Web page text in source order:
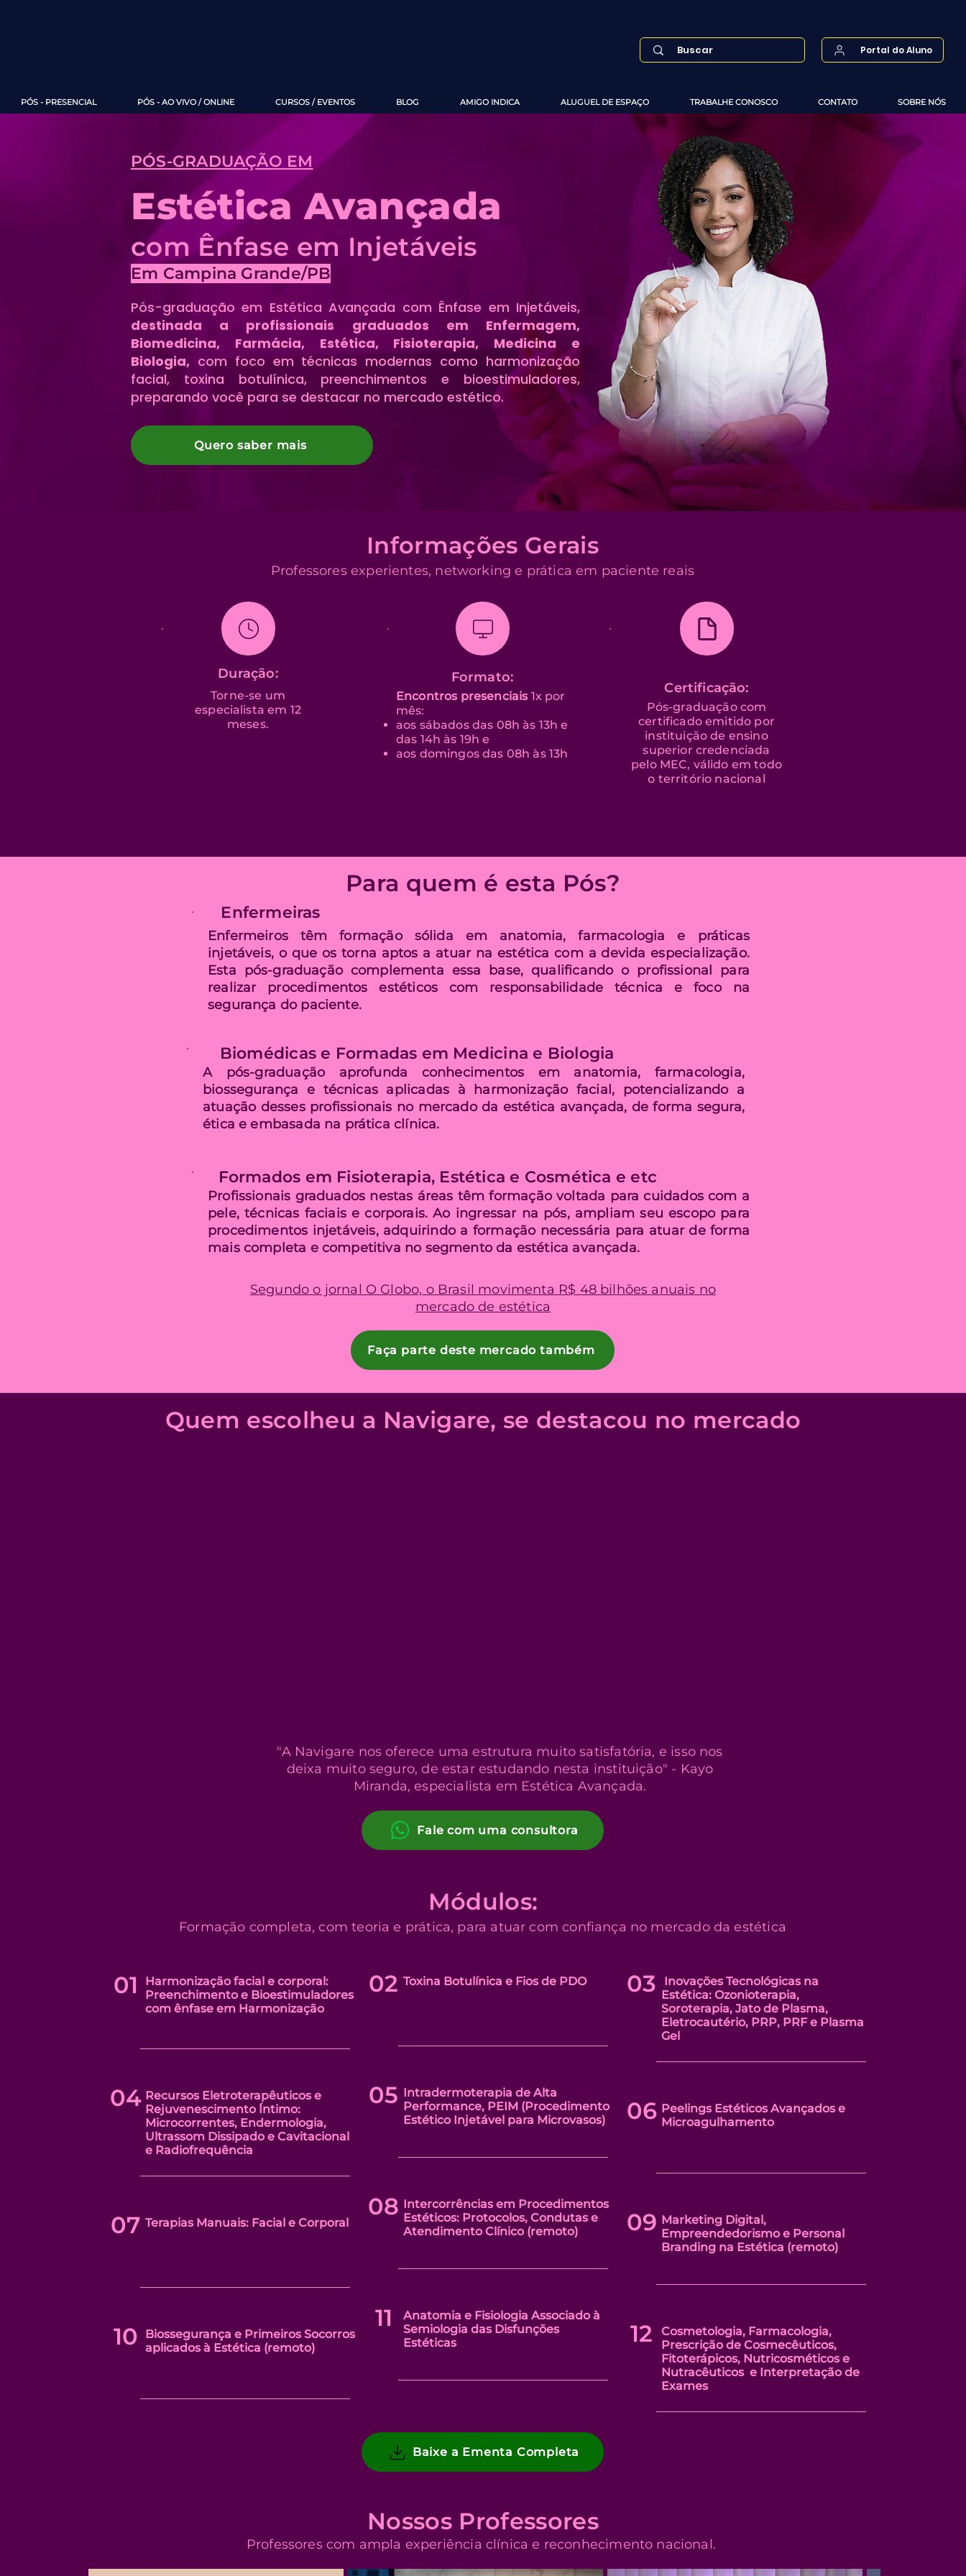
Portal do Aluno
PÓS - PRESENCIAL PÓS - AO VIVO / ONLINE CURSOS / EVENTOS BLOG AMIGO INDICA ALUGUEL DE ESPAÇO TRABALHE CONOSCO CONTATO SOBRE NÓS
PÓS-GRADUAÇÃO EM
Estética Avançada
Pós-graduação em Estética Avançada com Ênfase em Injetáveis,
destinada a profissionais graduados em Enfermagem,
Biomedicina, Farmácia, Estética, Fisioterapia, Medicina e
Biologia, com foco em técnicas modernas como harmonização
facial, toxina botulínica, preenchimentos e bioestimuladores,
preparando você para se destacar no mercado estético.
Quero saber mais
com Ênfase em Injetáveis
Em Campina Grande/PB
Informações Gerais
Professores experientes, networking e prática em paciente reais
Duração:
Torne-se um
especialista em 12
meses.
Formato:
Encontros presenciais1x por
mês:
aos sábados das 08h às 13h e
das 14h às 19h e
aos domingos das 08h às 13h
Certificação:
Pós-graduação com
certificado emitido por
instituição de ensino
superior credenciada
pelo MEC, válido em todo
o território nacional
Para quem é esta Pós?
Enfermeiras
Enfermeiros têm formação sólida em anatomia, farmacologia e práticas
injetáveis, o que os torna aptos a atuar na estética com a devida especialização.
Esta pós-graduação complementa essa base, qualificando o profissional para
realizar procedimentos estéticos com responsabilidade técnica e foco na
segurança do paciente.
Biomédicas e Formadas em Medicina e Biologia
A pós-graduação aprofunda conhecimentos em anatomia, farmacologia,
biossegurança e técnicas aplicadas à harmonização facial, potencializando a
atuação desses profissionais no mercado da estética avançada, de forma segura,
ética e embasada na prática clínica.
Formados em Fisioterapia, Estética e Cosmética e etc
Profissionais graduados nestas áreas têm formação voltada para cuidados com a
pele, técnicas faciais e corporais. Ao ingressar na pós, ampliam seu escopo para
procedimentos injetáveis, adquirindo a formação necessária para atuar de forma
mais completa e competitiva no segmento da estética avançada.
Segundo o jornal O Globo, o Brasil movimenta R$ 48 bilhões anuais no
mercado de estética
Faça parte deste mercado também
Quem escolheu a Navigare, se destacou no mercado
"A Navigare nos oferece uma estrutura muito satisfatória, e isso nos
deixa muito seguro, de estar estudando nesta instituição" - Kayo
Miranda, especialista em Estética Avançada.
Fale com uma consultora
Módulos:
Formação completa, com teoria e prática, para atuar com confiança no mercado da estética
01
Harmonização facial e corporal:
Preenchimento e Bioestimuladores
com ênfase em Harmonização
04 Recursos Eletroterapêuticos e
Rejuvenescimento Íntimo:
Microcorrentes, Endermologia,
Ultrassom Dissipado e Cavitacional
e Radiofrequência
07 Terapias Manuais: Facial e Corporal
10
Biossegurança e Primeiros Socorros
aplicados à Estética (remoto)
02 Toxina Botulínica e Fios de PDO
05 Intradermoterapia de Alta
Performance, PEIM (Procedimento
Estético Injetável para Microvasos)
08 Intercorrências em Procedimentos
Estéticos: Protocolos, Condutas e
Atendimento Clínico (remoto)
11
Anatomia e Fisiologia Associado à
Semiologia das Disfunções
Estéticas
03
Inovações Tecnológicas na
Estética: Ozonioterapia,
Soroterapia, Jato de Plasma,
Eletrocautério, PRP, PRF e Plasma
Gel
06 Peelings Estéticos Avançados e
Microagulhamento
09 Marketing Digital,
Empreendedorismo e Personal
Branding na Estética (remoto)
12
Cosmetologia, Farmacologia,
Prescrição de Cosmecêuticos,
Fitoterápicos, Nutricosméticos e
Nutracêuticos e Interpretação de
Exames
Baixe a Ementa Completa
Nossos Professores
Professores com ampla experiência clínica e reconhecimento nacional.